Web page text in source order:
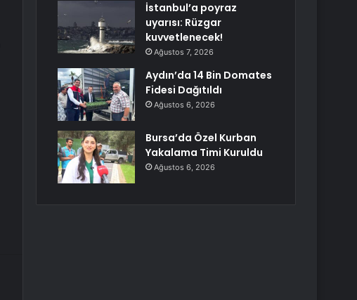
İstanbul’a poyraz
uyarısı: Rüzgar
kuvvetlenecek!
Ağustos 7, 2026
Aydın’da 14 Bin Domates
Fidesi Dağıtıldı
Ağustos 6, 2026
Bursa’da Özel Kurban
Yakalama Timi Kuruldu
Ağustos 6, 2026